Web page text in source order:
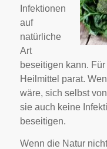
Infektionen
auf
natürliche
Art
beseitigen kann.
Heilmittel parat.
wäre, sich selbst
sie auch keine
beseitigen.
Wenn die Natur